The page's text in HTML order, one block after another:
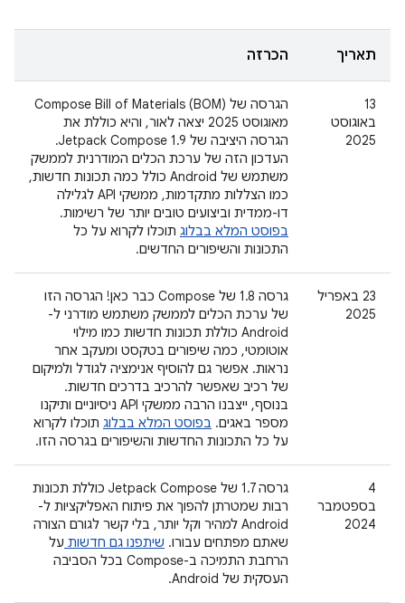
תאריך הכרזה
‫13
באוגוסט
2025
הגרסה של Compose Bill of Materials (BOM)
מאוגוסט 2025 יצאה לאור, והיא כוללת את
הגרסה היציבה של Jetpack Compose 1.9.
העדכון הזה של ערכת הכלים המודרנית לממשק
משתמש של Android כולל כמה תכונות חדשות,
כמו הצללות מתקדמות, ממשקי API לגלילה
דו-ממדית וביצועים טובים יותר של רשימות.
בפוסט המלא בבלוג תוכלו לקרוא על כל
התכונות והשיפורים החדשים.
‫23 באפריל
2025
גרסה 1.8 של Compose כבר כאן! הגרסה הזו
של ערכת הכלים לממשק משתמש מודרני ל-
Android כוללת תכונות חדשות כמו מילוי
אוטומטי, כמה שיפורים בטקסט ומעקב אחר
נראות. אפשר גם להוסיף אנימציה לגודל ולמיקום
של רכיב שאפשר להרכיב בדרכים חדשות.
בנוסף, ייצבנו הרבה ממשקי API ניסיוניים ותיקנו
מספר באגים. בפוסט המלא בבלוג תוכלו לקרוא
על כל התכונות החדשות והשיפורים בגרסה הזו.
‫4
בספטמבר
2024
גרסה 1.7 של Jetpack Compose כוללת תכונות
רבות שמטרתן להפוך את פיתוח האפליקציות ל-
Android למהיר וקל יותר, בלי קשר לגורם הצורה
שאתם מפתחים עבורו. שיתפנו גם חדשות על
הרחבת התמיכה ב-Compose בכל הסביבה
העסקית של Android.